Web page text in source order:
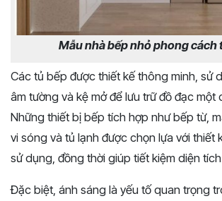
Mẫu nhà bếp nhỏ phong cách
Các tủ bếp được thiết kế thông minh, sử
âm tường và kệ mở để lưu trữ đồ đạc một
Những thiết bị bếp tích hợp như bếp từ,
vi sóng và tủ lạnh được chọn lựa với thiết
sử dụng, đồng thời giúp tiết kiệm diện
Đặc biệt, ánh sáng là yếu tố quan trọng